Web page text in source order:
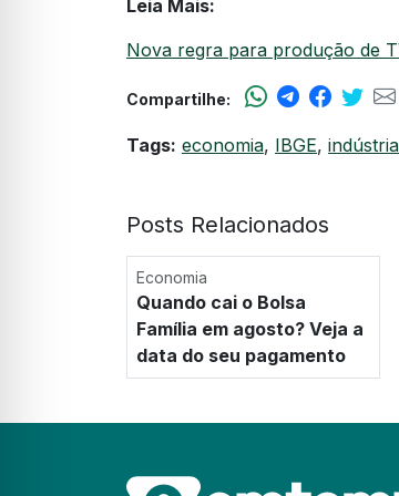
Leia Mais:
Nova regra para produção de
Compartilhe:
Tags: economia, IBGE,
Posts Relacionados
Economia
Quando cai o Bolsa
Família em agosto? Veja a
data do seu pagamento